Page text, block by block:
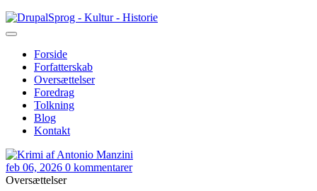
Gå
til
Sprog - Kultur - Historie
Primær
navigation
Forside
Forfatterskab
Oversættelser
Foredrag
Tolkning
Blog
Kontakt
feb 06, 2026 0 kommentarer
Oversættelser